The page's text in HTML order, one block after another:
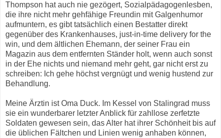
Thompson hat auch nie gezögert, Sozialpädagogenlesben,
die ihre nicht mehr gehfähige Freundin mit Galgenhumor
aufmuntern, es gibt tatsächlich einen Bestatter direkt
gegenüber des Krankenhauses, just-in-time delivery for the
win, und dem ältlichen Ehemann, der seiner Frau ein
Magazin aus dem entfernten Ständer holt, wenn auch sonst
in der Ehe nichts und niemand mehr geht, gar nicht erst zu
schreiben: Ich gehe höchst vergnügt und wenig hustend zur
Behandlung.
Meine Ärztin ist Oma Duck. Im Kessel von Stalingrad muss
sie ein wunderbarer letzter Anblick für zahllose zerfetzte
Soldaten gewesen sein, das Alter hat ihrer Schönheit bis auf
die üblichen Fältchen und Linien wenig anhaben können,